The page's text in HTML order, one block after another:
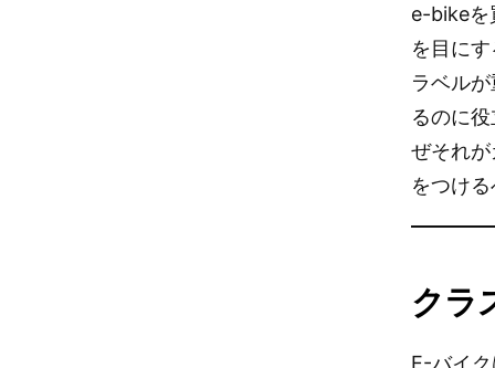
e-bikeを
を目に
ラベル
るのに
ぜそれ
をつけ
クラ
E-バイ